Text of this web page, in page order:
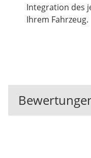
Integration des
Ihrem Fahrzeug.